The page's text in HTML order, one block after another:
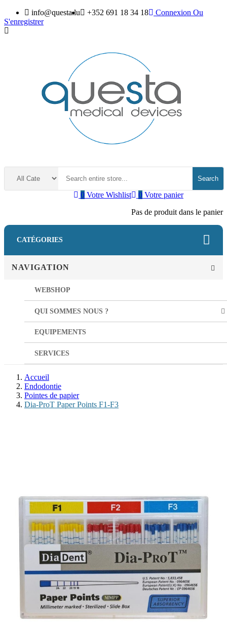
info@questa.lu +352 691 18 34 18 Connexion Ou
S'enregistrer
Search
0 Votre panier
Pas de produit dans le panier
0 Votre Wishlist
CATÉGORIES
NAVIGATION
WEBSHOP
QUI SOMMES NOUS ?
EQUIPEMENTS
SERVICES
Accueil
Endodontie
Pointes de papier
Dia-ProT Paper Points F1-F3